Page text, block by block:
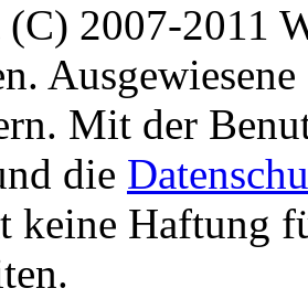
2007-2011
Mit der
die
keine Haftung